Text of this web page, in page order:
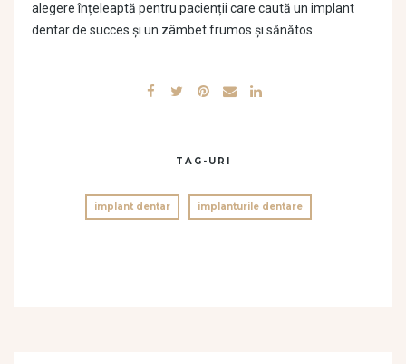
alegere înțeleaptă pentru pacienții care caută un implant
dentar de succes și un zâmbet frumos și sănătos.
TAG-URI
implant dentar implanturile dentare